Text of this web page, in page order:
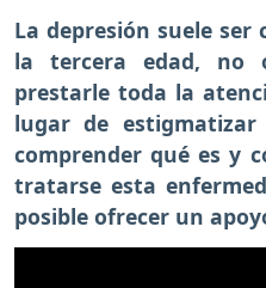
La depresión suele
la tercera edad, no
prestarle toda la
lugar de
comprender qué es y
tratarse esta
posible ofrecer un